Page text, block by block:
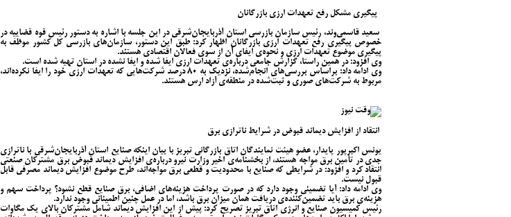
پیگیری مشکل رفع تعهدات ارزی بازرگانان
سعید قاسمی‌وند، رئیس سازمان بازرسی استان آذربایجان‌شرقی در این جلسه با اشاره به دستور رئیس قوه قضاییه در
خصوص پیگیری رفع تعهدات ارزی بازرگانان اظهار کرد: طبق این دستور، سازمان‌های بازرسی کل کشور موظف به
پیگیری موضوع تعهدات ارزی و نحوه‌ی ایفای آن از سوی فعالان اقتصادی هستند.
وی افزود: در همین راستا، گزارش جامعی درباره‌ی تعهدات ارزی ایفا شده و ایفا نشده در استان تهیه شده است.
وی ادامه داد: براساس بررسی‌های انجام‌شده، نزدیک به ۸۰ درصد شرکت‌هایی که تعهدات ارزی خود را ایفا نکرده‌اند،
مربوط به شرکت‌های صوری و ثبت‌شده در منطقه‌ی آزاد ارس هستند.
انتقاد از افزایش دیماند قبوض در شرایط ناترازی برق
یونس اکبرپور پایدار، عضو هیئت نمایندگان اتاق بازرگانی تبریز با بیان اینکه صنایع استان آذربایجان‌شرقی با ناترازی
جدی در تأمین برق مواجه هستند، از بخشنامه‌ی اخیر وزارت نیرو درباره‌ی افزایش دیماند قبوض برق مشترکان صنعتی
انتقاد کرد و افزود: در شرایطی که صنایع با محدودیت و قطعی برق مواجه‌اند، طرح موضوع افزایش دیماند مصرفی قابل
قبول نیست.
وی ادامه داد: آیا تضمینی وجود دارد که در صورت پرداخت هزینه‌های اضافی، برق صنایع قطع نشود؟ پرداخت سهم و
هزینه‌ی برق باید تضمین‌کننده‌ی دریافت همان میزان برق باشد، اما در عمل چنین اطمینانی وجود ندارد.
رئیس کمیسیون صنایع و انرژی اتاق تبریز تصریح کرد: پیش از این افزایش دیماند شامل مشترکان بالای یک مگاوات